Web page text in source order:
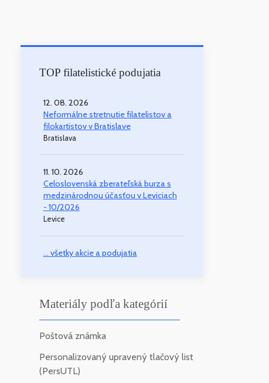
TOP filatelistické podujatia
12. 08. 2026
Neformálne stretnutie filatelistov a
filokartistov v Bratislave
Bratislava
11. 10. 2026
Celoslovenská zberateľská burza s
medzinárodnou účasťou v Leviciach
- 10/2026
Levice
... všetky akcie a podujatia
Materiály podľa kategórií
Poštová známka
Personalizovaný upravený tlačový list
(PersUTL)